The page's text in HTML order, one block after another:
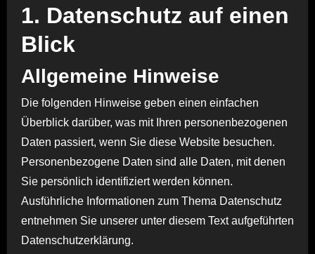
1. Datenschutz auf einen
Blick
Allgemeine Hinweise
Die folgenden Hinweise geben einen einfachen
Überblick darüber, was mit Ihren personenbezogenen
Daten passiert, wenn Sie diese Website besuchen.
Personenbezogene Daten sind alle Daten, mit denen
Sie persönlich identifiziert werden können.
Ausführliche Informationen zum Thema Datenschutz
entnehmen Sie unserer unter diesem Text aufgeführten
Datenschutzerklärung.